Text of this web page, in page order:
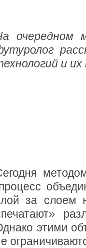
очередном
и
за слоем
этими